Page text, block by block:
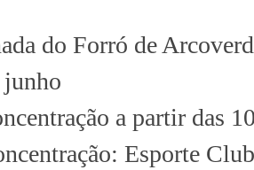
do Forró de
a partir das
Esporte